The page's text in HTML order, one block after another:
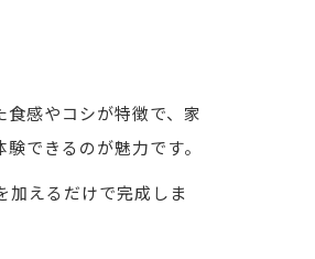
感やコシが特徴で、家
できるのが魅力です。
加えるだけで完成しま